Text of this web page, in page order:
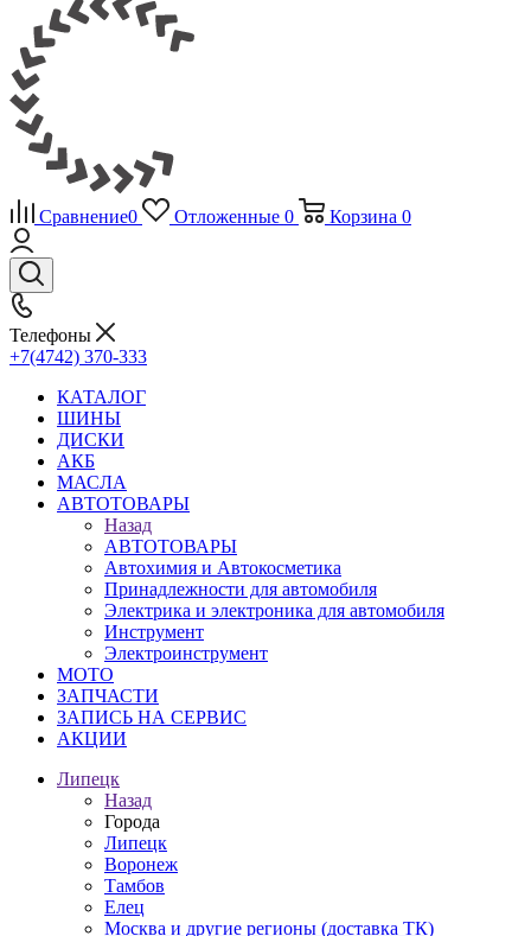
Сравнение0 Отложенные 0 Корзина 0
Телефоны
+7(4742) 370-333
КАТАЛОГ
ШИНЫ
ДИСКИ
АКБ
МАСЛА
АВТОТОВАРЫ
Назад
АВТОТОВАРЫ
Автохимия и Автокосметика
Принадлежности для автомобиля
Электрика и электроника для автомобиля
Инструмент
Электроинструмент
МОТО
ЗАПЧАСТИ
ЗАПИСЬ НА СЕРВИС
АКЦИИ
Липецк
Назад
Города
Липецк
Воронеж
Тамбов
Елец
Москва и другие регионы (доставка ТК)